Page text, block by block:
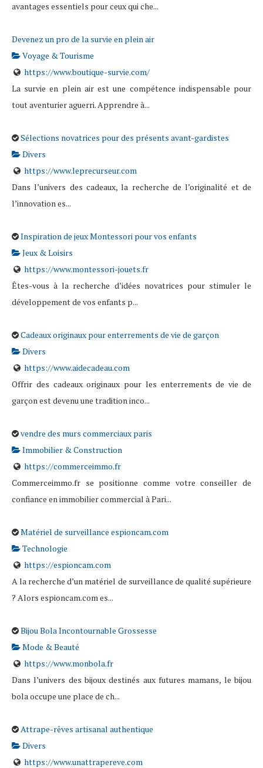
avantages essentiels pour ceux qui che...
Devenez un pro de la survie en plein air
Voyage & Tourisme
https://www.boutique-survie.com/
La survie en plein air est une compétence indispensable pour
tout aventurier aguerri. Apprendre à...
Sélections novatrices pour des présents avant-gardistes
Divers
https://www.leprecurseur.com
Dans l’univers des cadeaux, la recherche de l’originalité et de
l’innovation es...
Inspiration de jeux Montessori pour vos enfants
Jeux & Loisirs
https://www.montessori-jouets.fr
Êtes-vous à la recherche d’idées novatrices pour stimuler le
développement de vos enfants p...
Cadeaux originaux pour enterrements de vie de garçon
Divers
https://www.aidecadeau.com
Offrir des cadeaux originaux pour les enterrements de vie de
garçon est devenu une tradition inco...
vendre des murs commerciaux paris
Immobilier & Construction
https://commerceimmo.fr
Commerceimmo.fr se positionne comme votre conseiller de
confiance en immobilier commercial à Pari...
Matériel de surveillance espioncam.com
Technologie
https://espioncam.com
A la recherche d’un matériel de surveillance de qualité supérieure
? Alors espioncam.com es...
Bijou Bola Incontournable Grossesse
Mode & Beauté
https://www.monbola.fr
Dans l’univers des bijoux destinés aux futures mamans, le bijou
bola occupe une place de ch...
Attrape-rêves artisanal authentique
Divers
https://www.unattrapereve.com